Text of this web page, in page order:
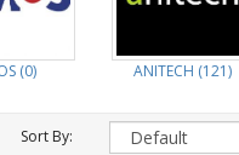
(0) ANITECH (121)
Sort By: